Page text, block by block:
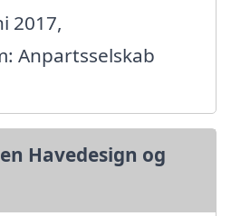
2017,
Anpartsselskab
Havedesign og